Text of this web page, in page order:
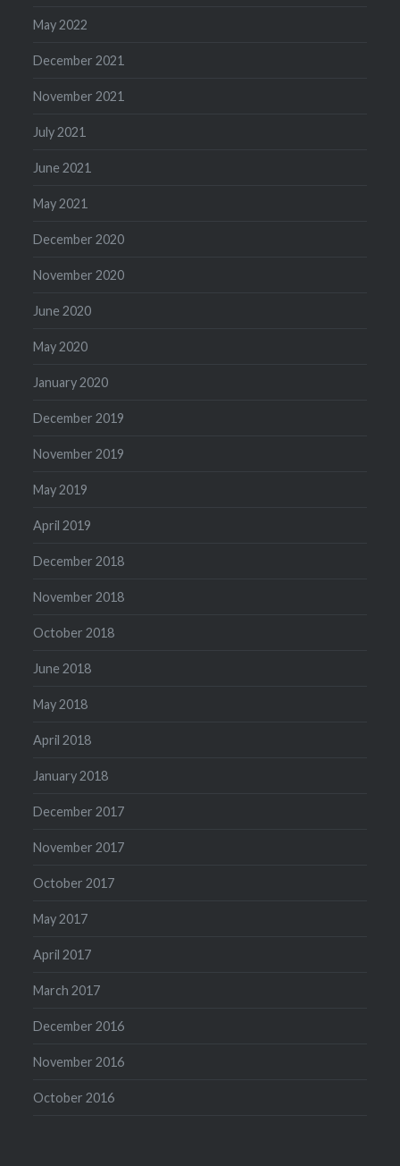
May 2022
December 2021
November 2021
July 2021
June 2021
May 2021
December 2020
November 2020
June 2020
May 2020
January 2020
December 2019
November 2019
May 2019
April 2019
December 2018
November 2018
October 2018
June 2018
May 2018
April 2018
January 2018
December 2017
November 2017
October 2017
May 2017
April 2017
March 2017
December 2016
November 2016
October 2016